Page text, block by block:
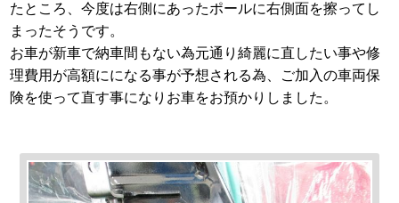
たところ、今度は右側にあったポールに右側面を擦ってし
まったそうです。
お車が新車で納車間もない為元通り綺麗に直したい事や修
理費用が高額にになる事が予想される為、ご加入の車両保
険を使って直す事になりお車をお預かりしました。